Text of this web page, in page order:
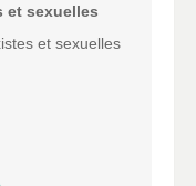
et sexuelles
et sexuelles